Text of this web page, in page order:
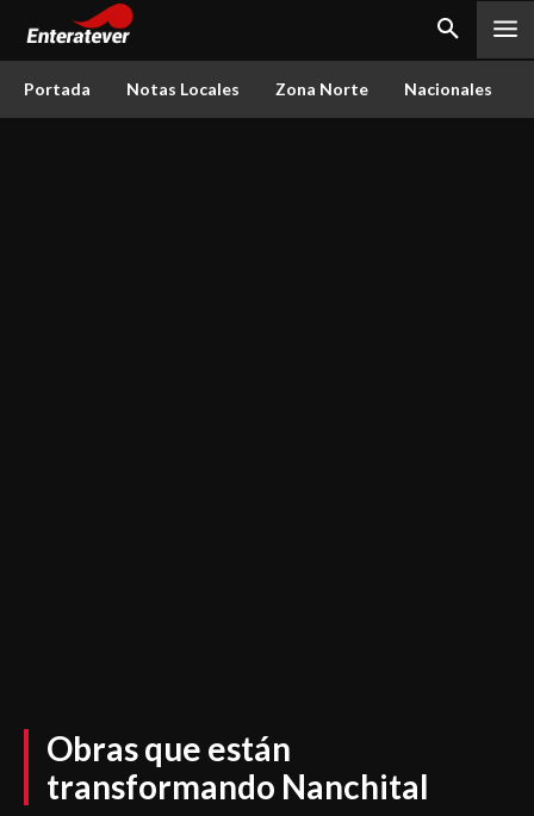
Portada Notas Locales Zona Norte Nacionales
Obras que están
transformando Nanchital